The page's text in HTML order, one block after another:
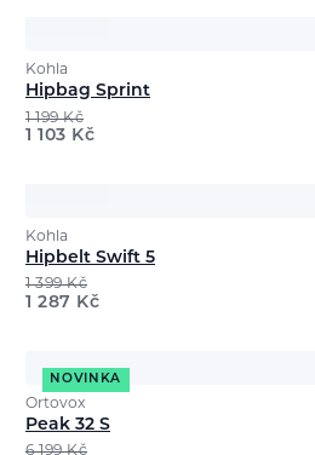
Kohla
Hipbag Sprint
1 199Kč
1 103 Kč
Kohla
Hipbelt Swift 5
1 399Kč
1 287 Kč
NOVINKA
Ortovox
Peak 32 S
6 199Kč